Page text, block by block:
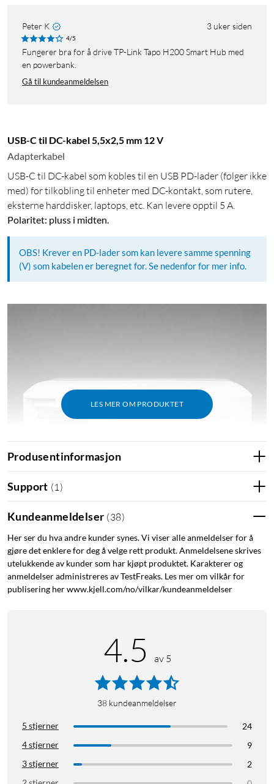
Peter K 3 uker siden
4/5
Fungerer bra for å drive TP-Link Tapo H200 Smart Hub med
en powerbank.
Gå til kundeanmeldelsen
USB-C til DC-kabel 5,5x2,5 mm 12 V
Adapterkabel
USB-C til DC-kabel som kobles til en USB PD-lader (følger ikke
med) for tilkobling til enheter med DC-kontakt, som rutere,
eksterne harddisker, laptops, etc. Kan levere opptil 5 A.
Polaritet: pluss i midten.
OBS! Krever en PD-lader som kan levere samme spenning
(V) som kabelen er beregnet for. Se nedenfor for mer info.
LES MER OM PRODUKTET
Valg av USB PD-lader
vanligvis i produktbeskrivelser, på forpakningen eller i
manualen. På bildeeksemplet ser vi at vår eksempellader kan
9 V / 3 A
15 V / 3 A
20 V / 3,25 A
Produsentinformasjon
Support (1 )
Kundeanmeldelser (38)
Her ser du hva andre kunder synes. Vi viser alle anmeldelser for å
gjøre det enklere for deg å velge rett produkt. Anmeldelsene skrives
utelukkende av kunder som har kjøpt produktet. Karakterer og
anmeldelser administreres av TestFreaks. Les mer om vilkår for
publisering her www.kjell.com/no/vilkar/kundeanmeldelser
4.5 av 5
38 kundeanmeldelser
5 stjerner
24
4 stjerner
9
3 stjerner
2